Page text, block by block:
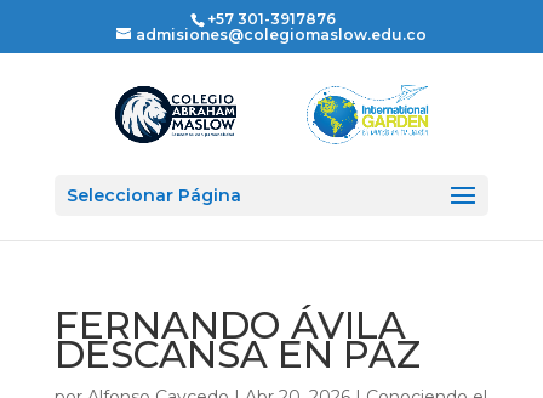
+57 301-3917876
admisiones@colegiomaslow.edu.co
Seleccionar Página
FERNANDO ÁVILA
DESCANSA EN PAZ